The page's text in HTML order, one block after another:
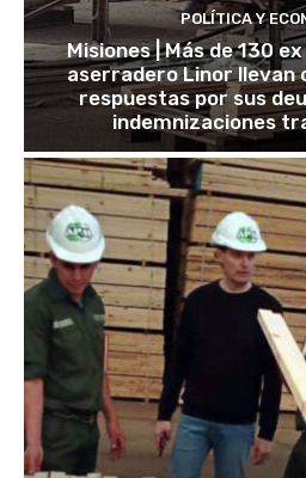
POLÍTICA Y
Misiones | Más de 130
aserradero Linor llevan
respuestas por sus
indemnizaciones